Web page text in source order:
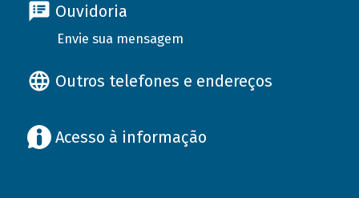
Ouvidoria
Envie sua mensagem
Outros telefones e endereços
Acesso à informação